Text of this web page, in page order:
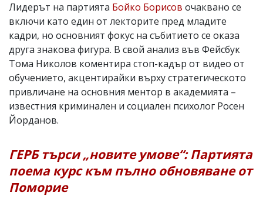
Лидерът на партията Бойко Борисов очаквано се
включи като един от лекторите пред младите
кадри, но основният фокус на събитието се оказа
друга знакова фигура. В свой анализ във Фейсбук
Тома Николов коментира стоп-кадър от видео от
обучението, акцентирайки върху стратегическото
привличане на основния ментор в академията –
известния криминален и социален психолог Росен
Йорданов.
ГЕРБ търси „новите умове“: Партията
поема курс към пълно обновяване от
Поморие